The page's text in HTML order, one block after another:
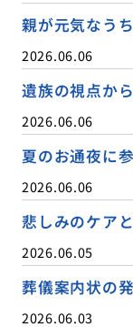
親が元気なう
2026.06.06
遺族の視点か
2026.06.06
夏のお通夜に
2026.06.06
悲しみのケア
2026.06.05
葬儀案内状の
2026.06.03